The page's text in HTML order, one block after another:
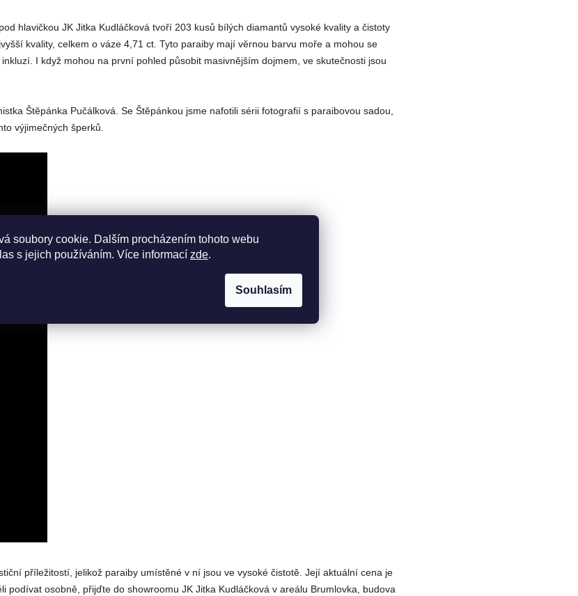
soubory cookie. Dalším procházením tohoto webu
s jejich používáním. Více informací zde.
Souhlasím
hlavičkou JK Jitka Kudláčková tvoří 203 kusů bílých diamantů vysoké kvality a čistoty
kvality, celkem o váze 4,71 ct. Tyto paraiby mají věrnou barvu moře a mohou se
I když mohou na první pohled působit masivnějším dojmem, ve skutečnosti jsou
Štěpánka Pučálková. Se Štěpánkou jsme nafotili sérii fotografií s paraibovou sadou,
výjimečných šperků.
příležitostí, jelikož paraiby umístěné v ní jsou ve vysoké čistotě. Její aktuální cena je
podívat osobně, přijďte do showroomu JK Jitka Kudláčková v areálu Brumlovka, budova